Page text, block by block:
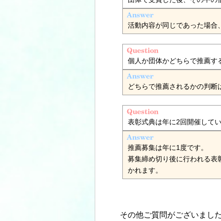
活動内容が同じであった場合
個人か団体かどちらで推薦す
どちらで推薦されるかの判
表彰式典は年に2回開催して
推薦募集は年に1度です。
募集締め切り後に行われる表
かれます。
その他ご質問がございまし